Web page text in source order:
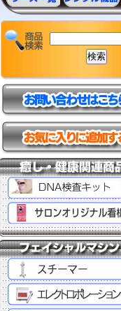
エステ美容用
品製品一覧
エステ美容用
品アウトレッ
ト商品一覧